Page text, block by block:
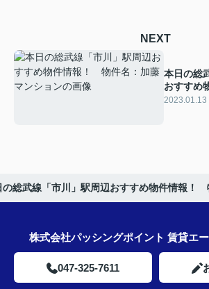
NEXT
本日の総
おすすめ
名：加藤
2023.01.13
の総武線「市川」駅周辺おすすめ物件情報！
株式会社パッシングポイント 賃貸エ
047-325-7611